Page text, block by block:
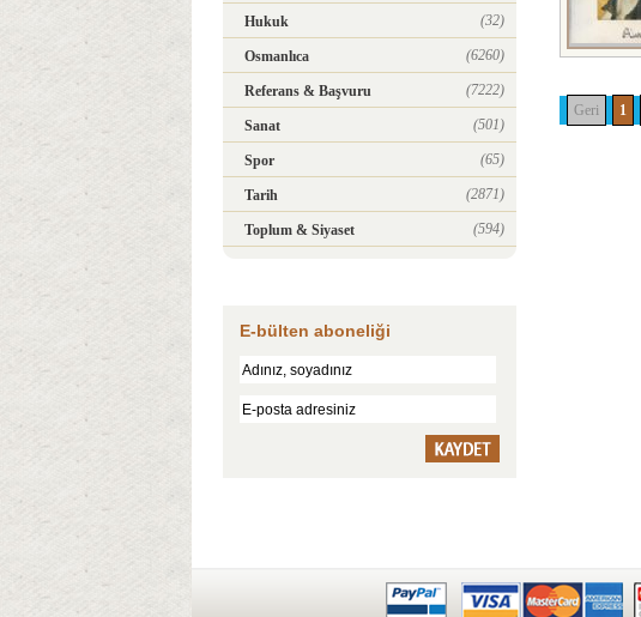
Hukuk (32)
Osmanlıca (6260)
Referans & Başvuru (7222)
Sanat (501)
Spor (65)
Tarih (2871)
Toplum & Siyaset (594)
E-bülten aboneliği
Geri 1